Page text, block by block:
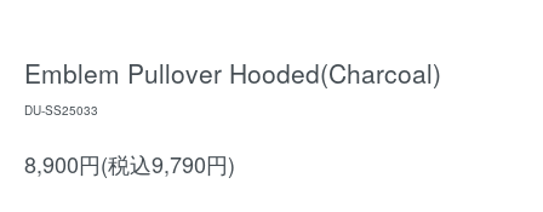
Emblem Pullover Hooded(Charcoal)
DU-SS25033
8,900円(税込9,790円)